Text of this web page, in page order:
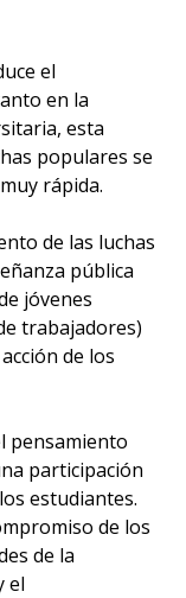
el
en la
esta
populares se
rápida.
de las luchas
pública
jóvenes
trabajadores)
de los
pensamiento
participación
estudiantes.
de los
de la
el